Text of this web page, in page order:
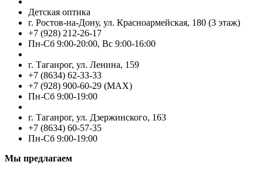
Детская оптика
г. Ростов-на-Дону, ул. Красноармейская, 180 (3 этаж)
+7 (928) 212-26-17
Пн-Cб 9:00-20:00, Вс 9:00-16:00
г. Таганрог, ул. Ленина, 159
+7 (8634) 62-33-33
+7 (928) 900-60-29 (MAX)
Пн-Cб 9:00-19:00
г. Таганрог, ул. Дзержинского, 163
+7 (8634) 60-57-35
Пн-Сб 9:00-19:00
Мы предлагаем